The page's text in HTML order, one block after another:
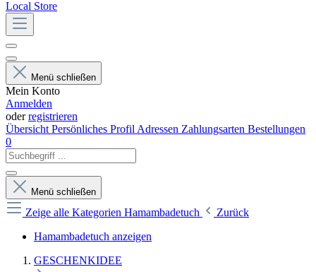
Local Store
Menü schließen
Mein Konto
Anmelden
oderregistrieren
Übersicht Persönliches Profil Adressen Zahlungsarten Bestellungen
0
Menü schließen
Zeige alle Kategorien Hamambadetuch
Zurück
Hamambadetuch anzeigen
GESCHENKIDEE